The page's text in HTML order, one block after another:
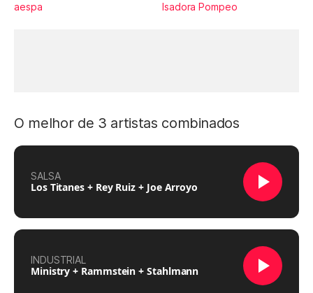
aespa Isadora Pompeo
O melhor de 3 artistas combinados
SALSA
Los Titanes + Rey Ruiz + Joe Arroyo
INDUSTRIAL
Ministry + Rammstein + Stahlmann